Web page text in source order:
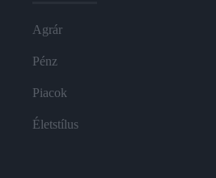
Agrár
Pénz
Piacok
Életstílus